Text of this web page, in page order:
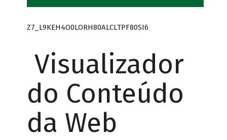
Z7_L9KEH4O0LORH80ALCLTPF80SI6
Visualizador
do Conteúdo
da Web